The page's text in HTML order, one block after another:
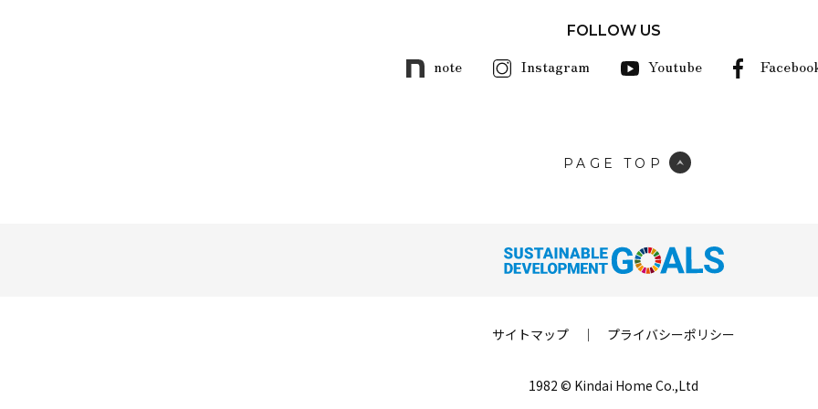
FOLLOW US
note Instagram Youtube
PAGE TOP
サイトマップ ｜ プライバシーポリシー
1982 © Kindai Home Co.,Ltd